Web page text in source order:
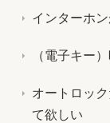
インターホ
（電子キー
オートロッ
て欲しい